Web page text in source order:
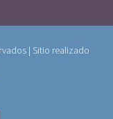
| Sitio realizado